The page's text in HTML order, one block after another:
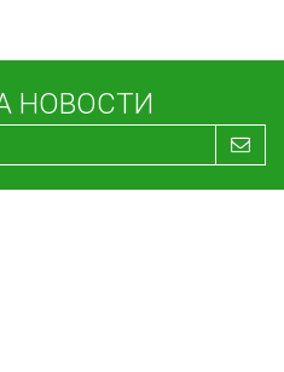
НОВОСТИ